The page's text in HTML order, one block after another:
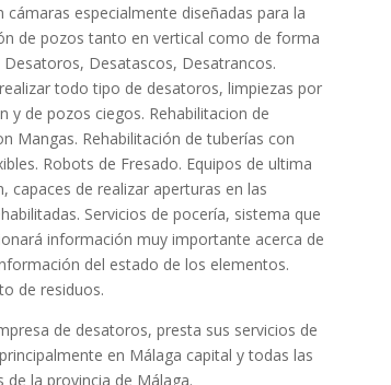
cámaras especialmente diseñadas para la
de pozos tanto en vertical como de forma
Desatascos, Desatrancos.
todo tipo de desatoros, limpiezas por
y de pozos ciegos. Rehabilitacion de
Mangas. Rehabilitación de tuberías con
Robots de Fresado. Equipos de ultima
capaces de realizar aperturas en las
Servicios de pocería, sistema que
información muy importante acerca de
del estado de los elementos.
de residuos.
de desatoros, presta sus servicios de
en Málaga capital y todas las
de la provincia de Málaga.